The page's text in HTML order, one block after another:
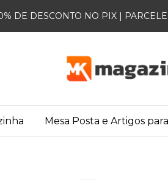
DE DESCONTO NO PIX |
Mesa Posta e Artigos